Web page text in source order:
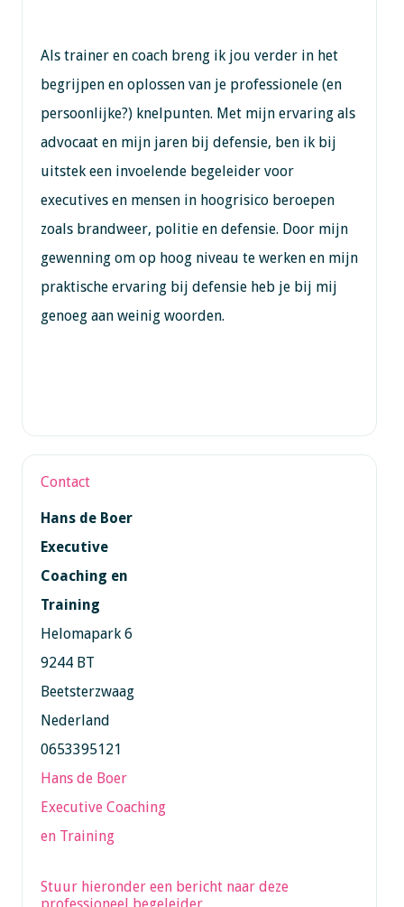
Als trainer en coach breng ik jou verder in het
begrijpen en oplossen van je professionele (en
persoonlijke?) knelpunten. Met mijn ervaring als
advocaat en mijn jaren bij defensie, ben ik bij
uitstek een invoelende begeleider voor
executives en mensen in hoogrisico beroepen
zoals brandweer, politie en defensie. Door mijn
gewenning om op hoog niveau te werken en mijn
praktische ervaring bij defensie heb je bij mij
genoeg aan weinig woorden.
Contact
Hans de Boer
Executive
Coaching en
Training
Helomapark 6
9244 BT
Beetsterzwaag
Nederland
0653395121
Hans de Boer
Executive Coaching
en Training
Stuur hieronder een bericht naar deze